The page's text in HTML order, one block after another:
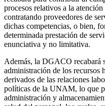
procesos relativos a la
contratando proveedores de
dichas competencias, o bien,
determinada prestación de
enunciativa y no limitativa.
Además, la DGACO recabará
administración de los recursos
derivados de las relaciones
políticas de la UNAM, lo que
administración y